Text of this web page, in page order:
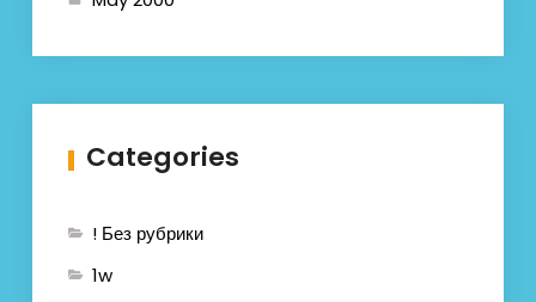
Categories
! Без рубрики
1w